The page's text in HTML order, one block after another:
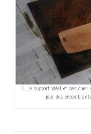
1. Le support idéal et pas cher:
jour des